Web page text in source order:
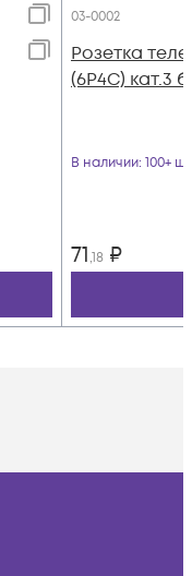
03-0002
Розетка
(6P4C) кат.3
В наличии: 100+ шт
71,18 ₽